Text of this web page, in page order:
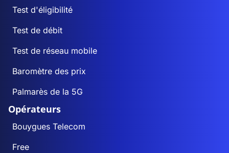
Test d'éligibilité
Test de débit
Test de réseau mobile
Baromètre des prix
Palmarès de la 5G
Opérateurs
Bouygues Telecom
Free